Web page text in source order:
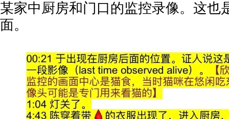
某家中厨房和门口的监控录像。这也
面。